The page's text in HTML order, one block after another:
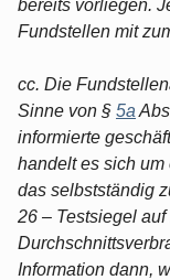
bereits vorliegen.
Fundstellen mit
cc. Die
Sinne von § 5a
informierte
handelt es sich
das selbstständig
26 – Testsiegel
Information dann,